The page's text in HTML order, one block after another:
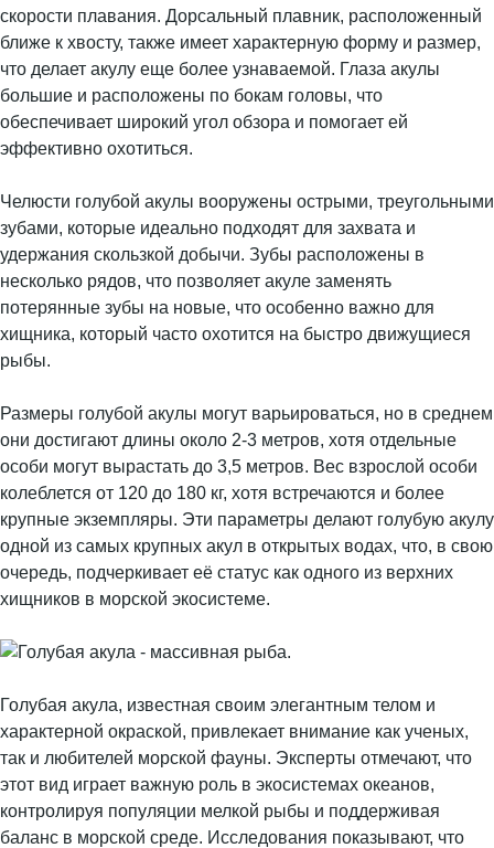
скорости плавания. Дорсальный плавник, расположенный
ближе к хвосту, также имеет характерную форму и размер,
что делает акулу еще более узнаваемой. Глаза акулы
большие и расположены по бокам головы, что
обеспечивает широкий угол обзора и помогает ей
эффективно охотиться.
Челюсти голубой акулы вооружены острыми, треугольными
зубами, которые идеально подходят для захвата и
удержания скользкой добычи. Зубы расположены в
несколько рядов, что позволяет акуле заменять
потерянные зубы на новые, что особенно важно для
хищника, который часто охотится на быстро движущиеся
рыбы.
Размеры голубой акулы могут варьироваться, но в среднем
они достигают длины около 2-3 метров, хотя отдельные
особи могут вырастать до 3,5 метров. Вес взрослой особи
колеблется от 120 до 180 кг, хотя встречаются и более
крупные экземпляры. Эти параметры делают голубую акулу
одной из самых крупных акул в открытых водах, что, в свою
очередь, подчеркивает её статус как одного из верхних
хищников в морской экосистеме.
Голубая акула, известная своим элегантным телом и
характерной окраской, привлекает внимание как ученых,
так и любителей морской фауны. Эксперты отмечают, что
этот вид играет важную роль в экосистемах океанов,
контролируя популяции мелкой рыбы и поддерживая
баланс в морской среде. Исследования показывают, что